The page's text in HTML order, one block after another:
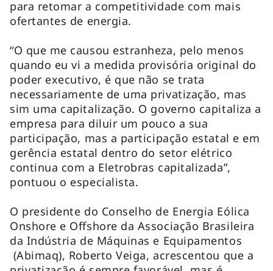
para retomar a competitividade com mais
ofertantes de energia.
“O que me causou estranheza, pelo menos
quando eu vi a medida provisória original do
poder executivo, é que não se trata
necessariamente de uma privatização, mas
sim uma capitalização. O governo capitaliza a
empresa para diluir um pouco a sua
participação, mas a participação estatal e em
gerência estatal dentro do setor elétrico
continua com a Eletrobras capitalizada”,
pontuou o especialista.
O presidente do Conselho de Energia Eólica
Onshore e Offshore da Associação Brasileira
da Indústria de Máquinas e Equipamentos
(Abimaq), Roberto Veiga, acrescentou que a